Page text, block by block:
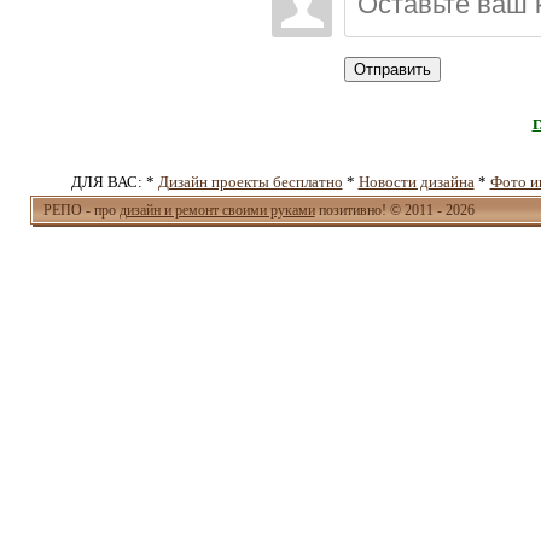
Отправить
ДЛЯ ВАС: * Дизайн проекты бесплатно * Новости дизайна* Фото
РЕПО - продизайн и ремонт своими рукамипозитивно! © 2011 - 2026